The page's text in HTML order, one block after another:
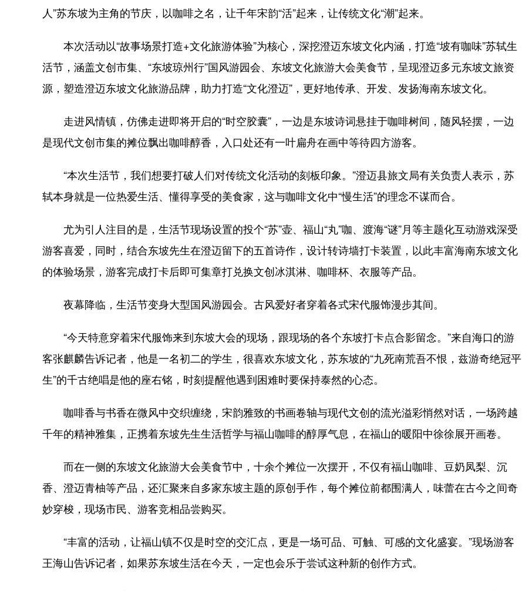
人”苏东坡为主角的节庆，以咖啡之名，让千年宋韵“活”起来，让传统文化“潮”起来。
本次活动以“故事场景打造+文化旅游体验”为核心，深挖澄迈东坡文化内涵，打造“坡有咖味”苏轼生
活节，涵盖文创市集、“东坡琼州行”国风游园会、东坡文化旅游大会美食节，呈现澄迈多元东坡文旅资
源，塑造澄迈东坡文化旅游品牌，助力打造“文化澄迈”，更好地传承、开发、发扬海南东坡文化。
走进风情镇，仿佛走进即将开启的“时空胶囊”，一边是东坡诗词悬挂于咖啡树间，随风轻摆，一边
是现代文创市集的摊位飘出咖啡醇香，入口处还有一叶扁舟在画中等待四方游客。
“本次生活节，我们想要打破人们对传统文化活动的刻板印象。”澄迈县旅文局有关负责人表示，苏
轼本身就是一位热爱生活、懂得享受的美食家，这与咖啡文化中“慢生活”的理念不谋而合。
尤为引人注目的是，生活节现场设置的投个“苏”壶、福山“丸”咖、渡海“谜”月等主题化互动游戏深受
游客喜爱，同时，结合东坡先生在澄迈留下的五首诗作，设计转诗墙打卡装置，以此丰富海南东坡文化
的体验场景，游客完成打卡后即可集章打兑换文创冰淇淋、咖啡杯、衣服等产品。
夜幕降临，生活节变身大型国风游园会。古风爱好者穿着各式宋代服饰漫步其间。
“今天特意穿着宋代服饰来到东坡大会的现场，跟现场的各个东坡打卡点合影留念。”来自海口的游
客张麒麟告诉记者，他是一名初二的学生，很喜欢东坡文化，苏东坡的“九死南荒吾不恨，兹游奇绝冠平
生”的千古绝唱是他的座右铭，时刻提醒他遇到困难时要保持泰然的心态。
咖啡香与书香在微风中交织缠绕，宋韵雅致的书画卷轴与现代文创的流光溢彩悄然对话，一场跨越
千年的精神雅集，正携着东坡先生生活哲学与福山咖啡的醇厚气息，在福山的暖阳中徐徐展开画卷。
而在一侧的东坡文化旅游大会美食节中，十余个摊位一次摆开，不仅有福山咖啡、豆奶凤梨、沉
香、澄迈青柚等产品，还汇聚来自多家东坡主题的原创手作，每个摊位前都围满人，味蕾在古今之间奇
妙穿梭，现场市民、游客竞相品尝购买。
“丰富的活动，让福山镇不仅是时空的交汇点，更是一场可品、可触、可感的文化盛宴。”现场游客
王海山告诉记者，如果苏东坡生活在今天，一定也会乐于尝试这种新的创作方式。